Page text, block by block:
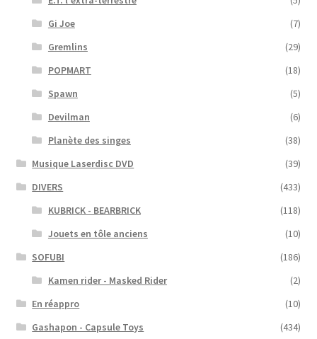
Gi Joe
(7)
Gremlins
(29)
POPMART
(18)
Spawn
(5)
Devilman
(6)
Planète des singes
(38)
Musique Laserdisc DVD
(39)
DIVERS
(433)
KUBRICK - BEARBRICK
(118)
Jouets en tôle anciens
(10)
SOFUBI
(186)
Kamen rider - Masked Rider
(2)
En réappro
(10)
Gashapon - Capsule Toys
(434)